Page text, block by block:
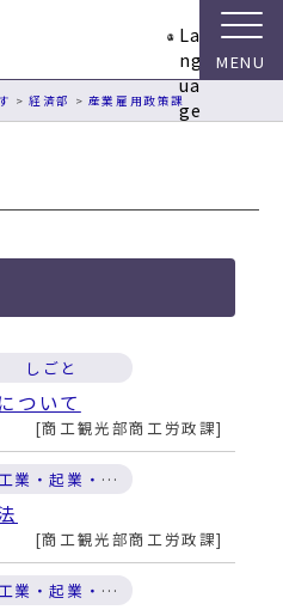
La
ng
ua
ge
>経済部 > 産業雇用政策課
しごと
ついて
商工観光部商工労政課
商工業・起業・金融支援
商工観光部商工労政課
商工業・起業・金融支援